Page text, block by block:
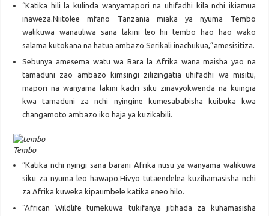
“Katika hili la kulinda wanyamapori na uhifadhi kila nchi ikiamua
inaweza.Niitolee mfano Tanzania miaka ya nyuma Tembo
walikuwa wanauliwa sana lakini leo hii tembo hao hao wako
salama kutokana na hatua ambazo Serikali inachukua,”amesisitiza.
Sebunya amesema watu wa Bara la Afrika wana maisha yao na
tamaduni zao ambazo kimsingi zilizingatia uhifadhi wa misitu,
mapori na wanyama lakini kadri siku zinavyokwenda na kuingia
kwa tamaduni za nchi nyingine kumesababisha kuibuka kwa
changamoto ambazo iko haja ya kuzikabili.
Tembo
“Katika nchi nyingi sana barani Afrika nusu ya wanyama walikuwa
siku za nyuma leo hawapo.Hivyo tutaendelea kuzihamasisha nchi
za Afrika kuweka kipaumbele katika eneo hilo.
“African Wildlife tumekuwa tukifanya jitihada za kuhamasisha